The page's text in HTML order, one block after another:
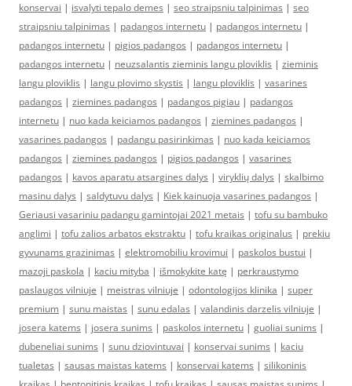
konservai | isvalyti tepalo demes | seo straipsniu talpinimas | seo
straipsniu talpinimas | padangos internetu | padangos internetu |
padangos internetu | pigios padangos | padangos internetu |
padangos internetu | neuzsalantis zieminis langu ploviklis | zieminis
langu ploviklis | langu plovimo skystis | langu ploviklis | vasarines
padangos | ziemines padangos | padangos pigiau | padangos
internetu | nuo kada keiciamos padangos | ziemines padangos |
vasarines padangos | padangu pasirinkimas | nuo kada keiciamos
padangos | ziemines padangos | pigios padangos | vasarines
padangos | kavos aparatu atsargines dalys | viryklių dalys | skalbimo
masinu dalys | saldytuvu dalys | Kiek kainuoja vasarines padangos |
Geriausi vasariniu padangu gamintojai 2021 metais | tofu su bambuko
anglimi | tofu zalios arbatos ekstraktu | tofu kraikas originalus | prekiu
gyvunams grazinimas | elektromobiliu krovimui | paskolos bustui |
mazoji paskola | kaciu mityba | išmokykite katę | perkraustymo
paslaugos vilniuje | meistras vilniuje | odontologijos klinika | super
premium | sunu maistas | sunu edalas | valandinis darzelis vilniuje |
josera katems | josera sunims | paskolos internetu | guoliai sunims |
dubeneliai sunims | sunu dziovintuvai | konservai sunims | kaciu
tualetas | sausas maistas katems | konservai katems | silikoninis